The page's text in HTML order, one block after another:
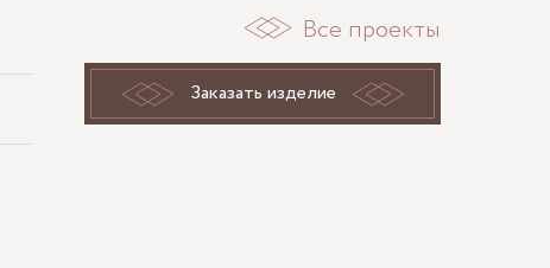
Все проекты
Заказать изделие